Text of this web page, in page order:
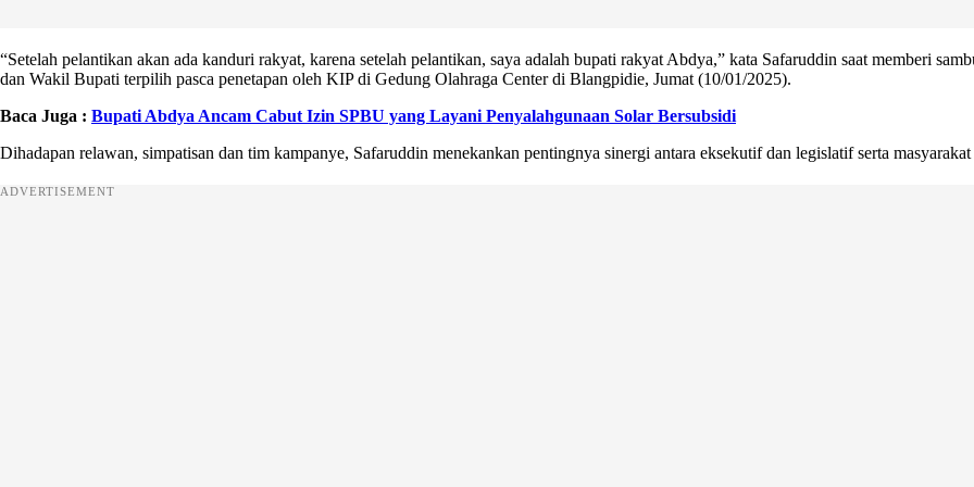
“Setelah pelantikan akan ada kanduri rakyat, karena setelah pelantikan, saya adalah bupati rakyat Abdya,” kata Safaruddin saat memberi
dan Wakil Bupati terpilih pasca penetapan oleh KIP di Gedung Olahraga Center di Blangpidie, Jumat (10/01/2025).
Baca Juga : Bupati Abdya Ancam Cabut Izin SPBU yang Layani Penyalahgunaan Solar Bersubsidi
Dihadapan relawan, simpatisan dan tim kampanye, Safaruddin menekankan pentingnya sinergi antara eksekutif dan legislatif serta
ADVERTISEMENT